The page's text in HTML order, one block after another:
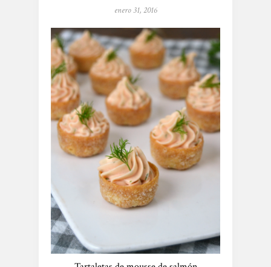
enero 31, 2016